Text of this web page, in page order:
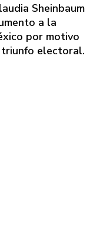
Sheinbaum
a la
por motivo
triunfo electoral.